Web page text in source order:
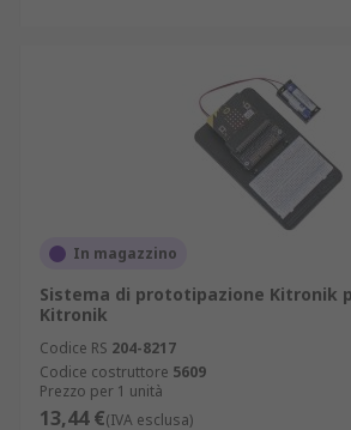
In magazzino
Sistema di prototipazione Kitronik
Kitronik
Codice RS 204-8217
Codice costruttore 5609
Prezzo per 1 unità
13,44 €(IVA esclusa)